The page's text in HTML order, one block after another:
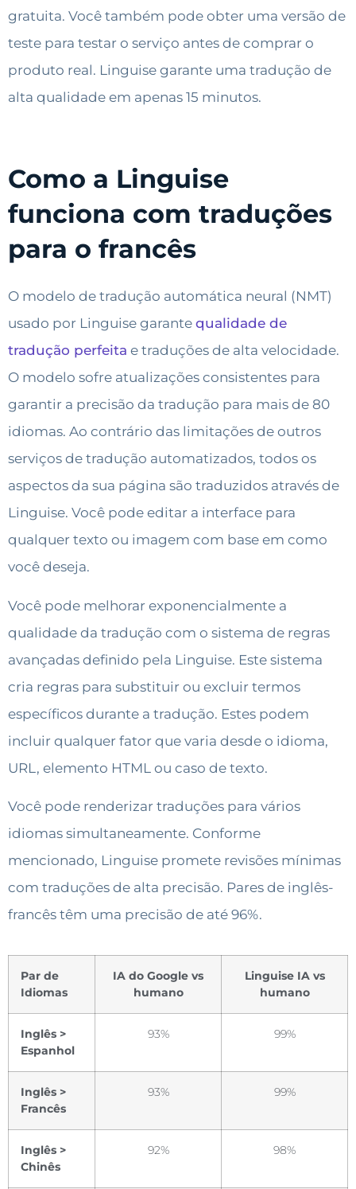
gratuita. Você também pode obter uma versão de
teste para testar o serviço antes de comprar o
produto real. Linguise garante uma tradução de
alta qualidade em apenas 15 minutos.
Como a Linguise
funciona com traduções
para o francês
O modelo de tradução automática neural (NMT)
usado por Linguise garante qualidade de
tradução perfeita e traduções de alta velocidade.
O modelo sofre atualizações consistentes para
garantir a precisão da tradução para mais de 80
idiomas. Ao contrário das limitações de outros
serviços de tradução automatizados, todos os
aspectos da sua página são traduzidos através de
Linguise. Você pode editar a interface para
qualquer texto ou imagem com base em como
você deseja.
Você pode melhorar exponencialmente a
qualidade da tradução com o sistema de regras
avançadas definido pela Linguise. Este sistema
cria regras para substituir ou excluir termos
específicos durante a tradução. Estes podem
incluir qualquer fator que varia desde o idioma,
URL, elemento HTML ou caso de texto.
Você pode renderizar traduções para vários
idiomas simultaneamente. Conforme
mencionado, Linguise promete revisões mínimas
com traduções de alta precisão. Pares de inglês-
francês têm uma precisão de até 96%.
Par de
Idiomas
IA do Google vs
humano
Linguise IA vs
humano
Inglês >
Espanhol
93% 99%
Inglês >
Francês
93% 99%
Inglês >
Chinês
92% 98%